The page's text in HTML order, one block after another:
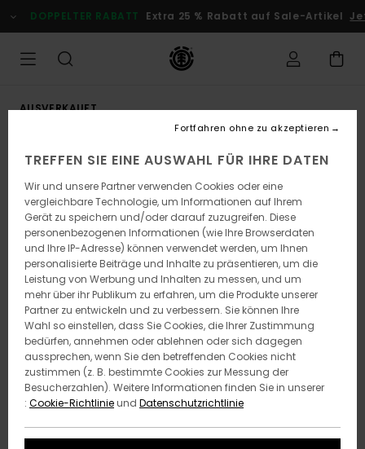
zur
Produktinformation
DOPPELTER RABATT Extra 25 % Rabatt auf Sale-Artikel
AUSVERKAUFT
TREFFEN SIE EINE AUSWAHL FÜR IHRE DATEN
Wir und unsere Partner verwenden Cookies oder eine
vergleichbare Technologie, um Informationen auf Ihrem
Gerät zu speichern und/oder darauf zuzugreifen. Diese
personenbezogenen Informationen (wie Ihre Browserdaten
und Ihre IP-Adresse) können verwendet werden, um Ihnen
personalisierte Beiträge und Inhalte zu präsentieren, um die
Leistung von Werbung und Inhalten zu messen, und um
mehr über ihr Publikum zu erfahren, um die Produkte unserer
Partner zu entwickeln und zu verbessern. Sie können Ihre
Wahl so einstellen, dass Sie Cookies, die Ihrer Zustimmung
bedürfen, annehmen oder ablehnen oder sich dagegen
aussprechen, wenn Sie den betreffenden Cookies nicht
zustimmen (z. B. bestimmte Cookies zur Messung der
Besucherzahlen). Weitere Informationen finden Sie in unserer
: Cookie-Richtlinieund Datenschutzrichtlinie
Fortfahren ohne zu akzeptieren